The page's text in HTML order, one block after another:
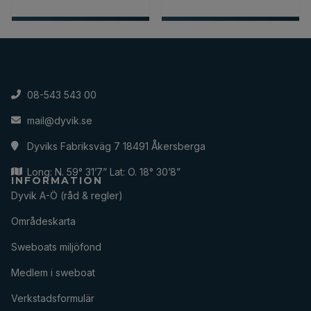
08-543 543 00
mail@dyvik.se
Dyviks Fabriksväg 7 18491 Åkersberga
Long: N. 59° 31’7” Lat: O. 18° 30’8”
INFORMATION
Dyvik A-Ö (råd & regler)
Områdeskarta
Sweboats miljöfond
Medlem i sweboat
Verkstadsformulär